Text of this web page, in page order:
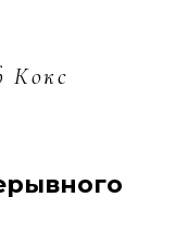
Кокс